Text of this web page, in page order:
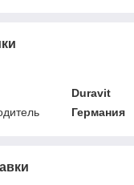
Duravit
Германия